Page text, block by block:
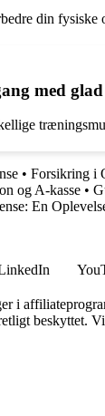
din fysiske
med
• Forsikring i
og A-kasse •
En
i
beskyttet.